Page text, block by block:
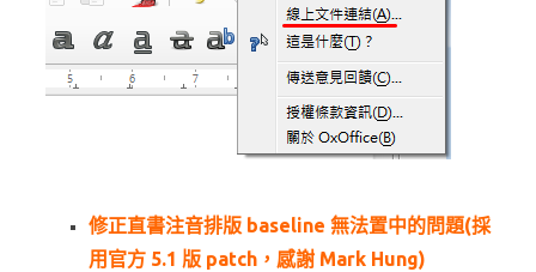
修正直書注音排版 baseline 無法置中的問題(採
用官方 5.1 版 patch，感謝 Mark Hung)